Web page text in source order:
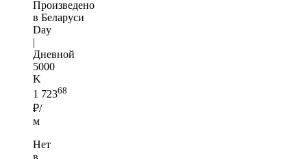
Произведено
в Беларуси
Day
|
Дневной
5000
K
1 72368
₽/
м
Нет